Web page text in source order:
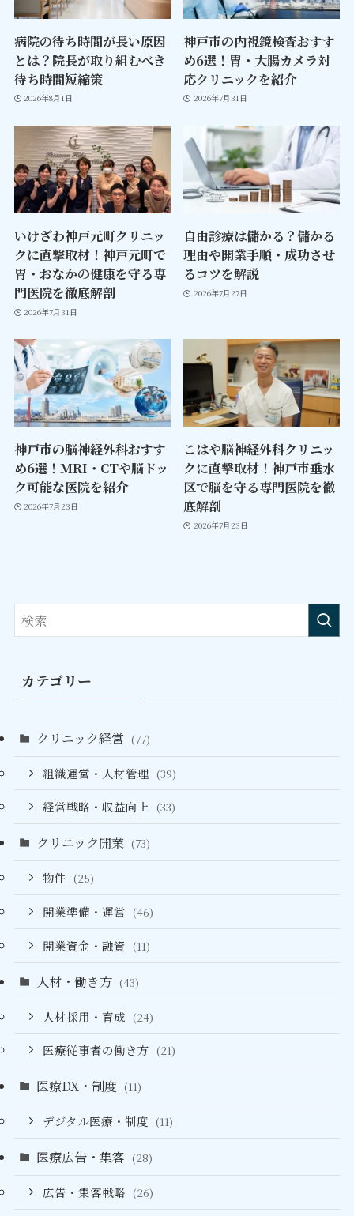
病院の待ち時間が長い原因
とは？院長が取り組むべき
待ち時間短縮策
2026年8月1日
神戸市の内視鏡検査おすす
め6選！胃・大腸カメラ対
応クリニックを紹介
2026年7月31日
いけざわ神戸元町クリニッ
クに直撃取材！神戸元町で
胃・おなかの健康を守る専
門医院を徹底解剖
2026年7月31日
自由診療は儲かる？儲かる
理由や開業手順・成功させ
るコツを解説
2026年7月27日
神戸市の脳神経外科おすす
め6選！MRI・CTや脳ドッ
ク可能な医院を紹介
2026年7月23日
こはや脳神経外科クリニッ
クに直撃取材！神戸市垂水
区で脳を守る専門医院を徹
底解剖
2026年7月23日
カテゴリー
クリニック経営 (77)
組織運営・人材管理 (39)
経営戦略・収益向上 (33)
クリニック開業 (73)
物件 (25)
開業準備・運営 (46)
開業資金・融資 (11)
人材・働き方 (43)
人材採用・育成 (24)
医療従事者の働き方 (21)
医療DX・制度 (11)
デジタル医療・制度 (11)
医療広告・集客 (28)
広告・集客戦略 (26)